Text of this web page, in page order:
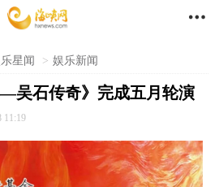

星闻 > 娱乐新闻
吴石传奇》完成五月轮演
11:19